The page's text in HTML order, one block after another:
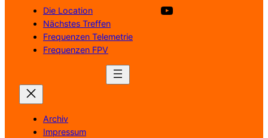
Die Location
Nächstes Treffen
Frequenzen Telemetrie
Frequenzen FPV
Besuche unsere YouTube Kanal
Archiv
Impressum